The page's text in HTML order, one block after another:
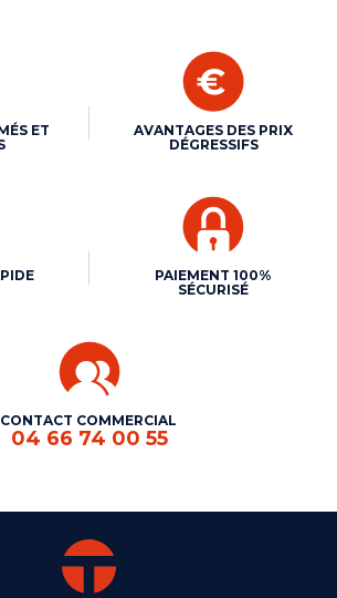
ET
AVANTAGES DES PRIX
DÉGRESSIFS
PAIEMENT 100%
SÉCURISÉ
CONTACT COMMERCIAL
04 66 74 00 55